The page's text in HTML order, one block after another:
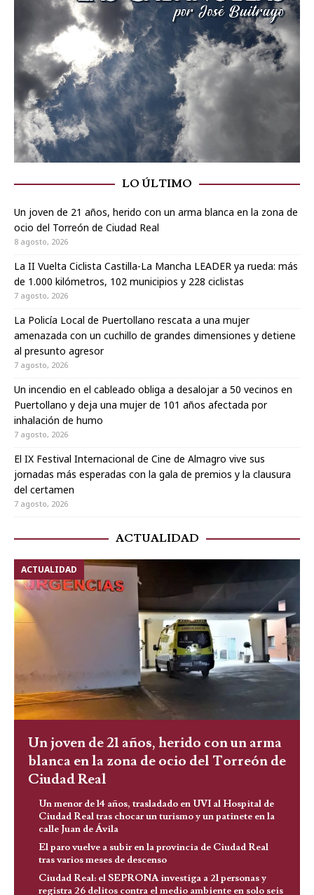
LO ÚLTIMO
Un joven de 21 años, herido con un arma blanca en la zona de
ocio del Torreón de Ciudad Real
8 agosto, 2026
La II Vuelta Ciclista Castilla-La Mancha LEADER ya rueda: más
de 1.000 kilómetros, 102 municipios y 228 ciclistas
7 agosto, 2026
La Policía Local de Puertollano rescata a una mujer
amenazada con un cuchillo de grandes dimensiones y detiene
al presunto agresor
7 agosto, 2026
Un incendio en el cableado obliga a desalojar a 50 vecinos en
Puertollano y deja una mujer de 101 años afectada por
inhalación de humo
7 agosto, 2026
El IX Festival Internacional de Cine de Almagro vive sus
jornadas más esperadas con la gala de premios y la clausura
del certamen
7 agosto, 2026
ACTUALIDAD
ACTUALIDAD
Un joven de 21 años, herido con un arma
blanca en la zona de ocio del Torreón de
Ciudad Real
Un menor de 14 años, trasladado en UVI al Hospital de
Ciudad Real tras chocar un turismo y un patinete en la
calle Juan de Ávila
El paro vuelve a subir en la provincia de Ciudad Real
tras varios meses de descenso
Ciudad Real: el SEPRONA investiga a 21 personas y
registra 26 delitos contra el medio ambiente en solo seis